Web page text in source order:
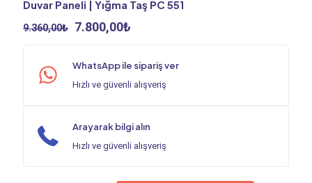
Duvar Paneli | Yığma Taş PC 551
9.360,00₺ Orijinal
7.800,00₺
7.800,00₺.
WhatsApp ile sipariş ver
Hızlı ve güvenli alışveriş
Arayarak bilgi alın
Hızlı ve güvenli alışveriş